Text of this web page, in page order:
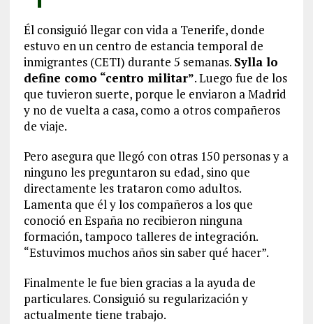
Él consiguió llegar con vida a Tenerife, donde
estuvo en un centro de estancia temporal de
inmigrantes (CETI) durante 5 semanas. Sylla lo
define como “centro militar”. Luego fue de los
que tuvieron suerte, porque le enviaron a Madrid
y no de vuelta a casa, como a otros compañeros
de viaje.
Pero asegura que llegó con otras 150 personas y a
ninguno les preguntaron su edad, sino que
directamente les trataron como adultos.
Lamenta que él y los compañeros a los que
conoció en España no recibieron ninguna
formación, tampoco talleres de integración.
“Estuvimos muchos años sin saber qué hacer”.
Finalmente le fue bien gracias a la ayuda de
particulares. Consiguió su regularización y
actualmente tiene trabajo.